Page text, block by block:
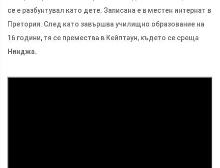
се е разбунтувал като дете. Записана е в местен интернат в
Претория. След като завършва училищно образование на
16 години, тя се премества в Кейптаун, където се среща
Нинджа.